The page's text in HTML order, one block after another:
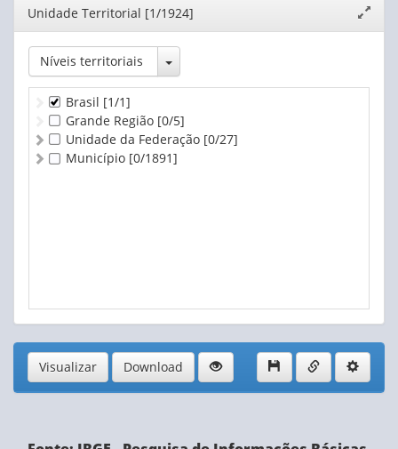
Editor
janela
Unidade Territorial [1/1924]
Níveis territoriais Toggle Dropdown
Brasil [1/1]
Grande Região [0/5]
Unidade da Federação [0/27]
Município [0/1891]
Visualizar Download